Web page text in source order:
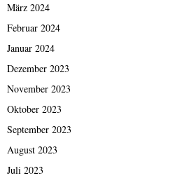
März 2024
Februar 2024
Januar 2024
Dezember 2023
November 2023
Oktober 2023
September 2023
August 2023
Juli 2023